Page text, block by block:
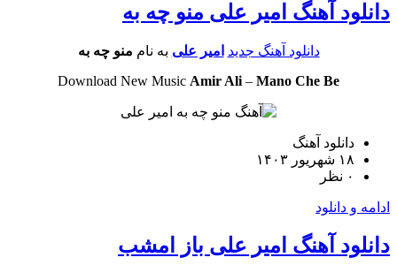
آهنگ امیر علی منو چه به
دانلود آهنگ جدید امیر علیبه نام منو چه به
Download New Music Amir Ali– Mano Che Be
دانلود آهنگ
و دانلود
آهنگ امیر علی باز امشب